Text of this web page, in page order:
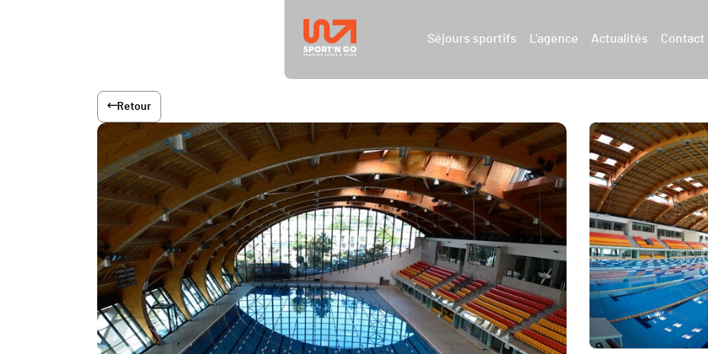
Séjours sportifs L'agence Actualités Contact
Retour